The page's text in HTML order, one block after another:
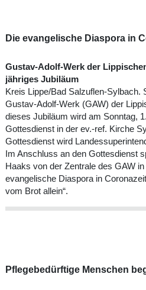
Die evangelische Diaspora in
Gustav-Adolf-Werk der
jähriges Jubiläum
Kreis Lippe/Bad Salzuflen-Sylbach.
Gustav-Adolf-Werk (GAW) der
dieses Jubiläum wird am Sonntag,
Gottesdienst in der ev.-ref. Kirche
Gottesdienst wird
Im Anschluss an den Gottesdienst
Haaks von der Zentrale des GAW
evangelische Diaspora in
vom Brot allein“.
Pflegebedürftige Menschen